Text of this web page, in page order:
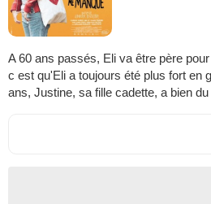
A 60 ans passés, Eli va être père
c est qu'Eli a toujours été plus fort en
ans, Justine, sa fille cadette, a bien